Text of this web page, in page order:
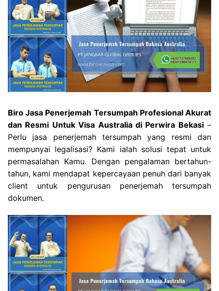
Biro Jasa Penerjemah Tersumpah Profesional Akurat
dan Resmi Untuk Visa Australia di Perwira Bekasi–
Perlu jasa penerjemah tersumpah yang resmi dan
mempunyai legalisasi? Kami ialah solusi tepat untuk
permasalahan Kamu. Dengan pengalaman bertahun-
tahun, kami mendapat kepercayaan penuh dari banyak
client untuk pengurusan penerjemah tersumpah
dokumen.